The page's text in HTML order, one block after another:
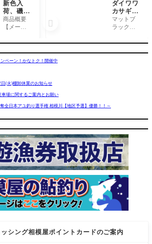
ペーン！かなトク！開催中
(火)棚卸休業のお知らせ
車場に関するご案内とお願い
全日本アユ釣り選手権 相模川【地区予選】優勝！！～
ッシング相模屋ポイントカードのご案内
新色入
荷、磯釣
り師にお
すすめ！
『VSタ
ッグ』
商品概要
【メーカ
イワ【商
Sタックル
色グレー
荷！！
雨、シブ
く、船釣
り師にお
ダイワワ
カサギリ
ールCRS
入荷！
マットブ
ラックと
り色が変
載されて
おりま
